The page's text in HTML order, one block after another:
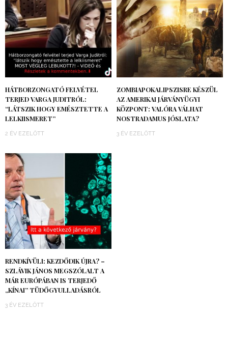
HÁTBORZONGATÓ FELVÉTEL
TERJED VARGA JUDITRÓL:
“LÁTSZIK HOGY EMÉSZTETTE A
LELKIISMERET”
2 ÉV EZELŐTT
ZOMBIAPOKALIPSZISRE KÉSZÜL
AZ AMERIKAI JÁRVÁNYÜGYI
KÖZPONT: VALÓRA VÁLHAT
NOSTRADAMUS JÓSLATA?
3 ÉV EZELŐTT
RENDKÍVÜLI: KEZDŐDIK ÚJRA? –
SZLÁVIK JÁNOS MEGSZÓLALT A
MÁR EURÓPÁBAN IS TERJEDŐ
„KÍNAI” TÜDŐGYULLADÁSRÓL
3 ÉV EZELŐTT